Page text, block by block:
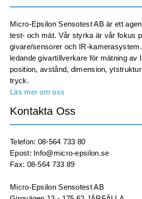
Micro-Epsilon Sensotest AB är ett
test- och mät. Vår styrka är vår fokus
givare/sensorer och IR-
ledande givartillverkare för mätning av
position, avstånd, dimension,
tryck.
Läs mer om oss
Kontakta Oss
Telefon: 08-564 733 80
Epost: Info@micro-epsilon.se
Fax: 08-564 733 89
Micro-Epsilon Sensotest AB